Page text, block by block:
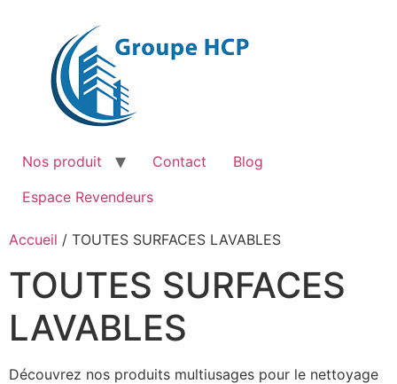
Nos produit Contact
Blog
Espace Revendeurs
Accueil / TOUTES SURFACES LAVABLES
TOUTES SURFACES
LAVABLES
Découvrez nos produits multiusages pour le nettoyage